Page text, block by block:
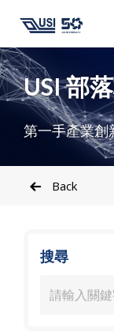
USI 部
第一手產業創
Back
搜尋